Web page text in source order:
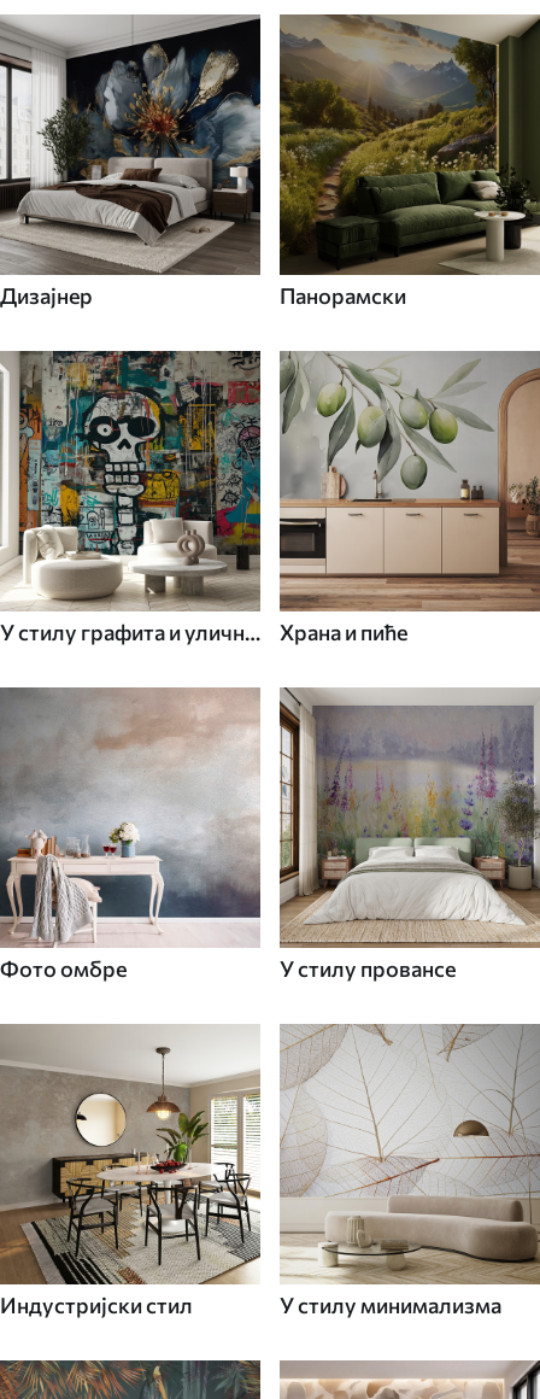
Дизајнер Панорамски
У стилу графита и уличне
Храна и пиће
Фото омбре У стилу провансе
Индустријски стил У стилу минимализма